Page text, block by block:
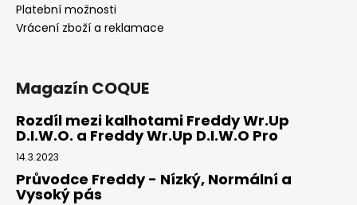
Platební možnosti
Vrácení zboží a reklamace
Magazín COQUE
Rozdíl mezi kalhotami Freddy Wr.Up
D.I.W.O. a Freddy Wr.Up D.I.W.O Pro
14.3.2023
Průvodce Freddy - Nízký, Normální a
Vysoký pás